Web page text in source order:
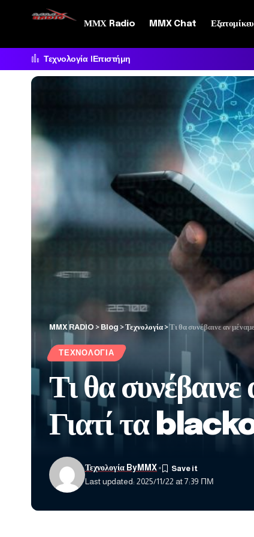
ΜΜΧ Radio MMX Chat
Τεχνολογία Επιστήμη
MMX RADIO > Blog >Τεχνολογία >Τι θα συνέβαινε αν
ΤΕΧΝΟΛΟΓΊΑ
Τι θα συνέβαινε
Γιατί τα
Last updated: 2025/11/22 at 7:39 ΠΜ
Τεχνολογία ByMMX